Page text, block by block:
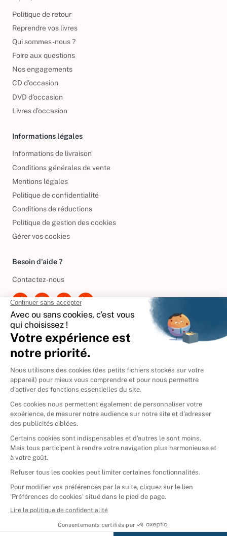
Politique de retour
Reprendre vos livres
Qui sommes-nous ?
Foire aux questions
Nos engagements
CD d'occasion
DVD d'occasion
Livres d’occasion
Informations légales
Informations de livraison
Conditions générales de vente
Mentions légales
Politique de confidentialité
Conditions de réductions
Politique de gestion des cookies
Gérer vos cookies
Besoin d'aide ?
Contactez-nous
International
🇪🇸 Espagne
🇩🇪Allemagne
🇮🇹 Italie